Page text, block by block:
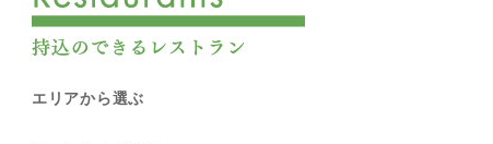
エリアから選ぶ